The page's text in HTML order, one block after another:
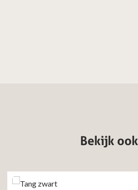
Bekijk ook